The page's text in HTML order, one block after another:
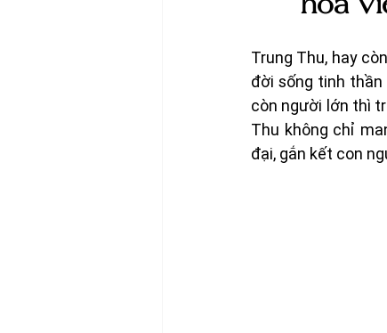
Trung Thu, hay
đời sống tinh thần
còn người lớn thì
Thu không chỉ
đại, gắn kết con